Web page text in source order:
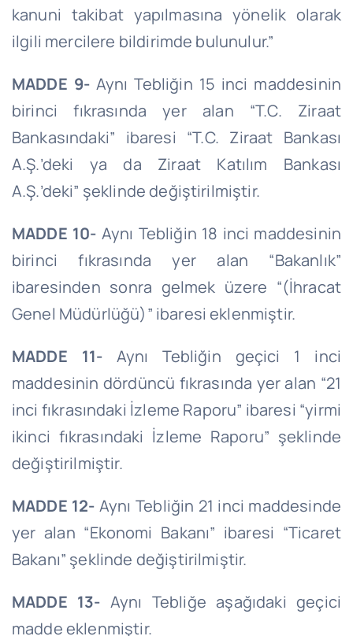
kanuni takibat yapılmasına yönelik olarak
ilgili mercilere bildirimde bulunulur.”
MADDE 9- Aynı Tebliğin 15 inci maddesinin
birinci fıkrasında yer alan “T.C. Ziraat
Bankasındaki” ibaresi “T.C. Ziraat Bankası
A.Ş.’deki ya da Ziraat Katılım Bankası
A.Ş.’deki” şeklinde değiştirilmiştir.
MADDE 10- Aynı Tebliğin 18 inci maddesinin
birinci fıkrasında yer alan “Bakanlık”
ibaresinden sonra gelmek üzere “(İhracat
Genel Müdürlüğü)” ibaresi eklenmiştir.
MADDE 11- Aynı Tebliğin geçici 1 inci
maddesinin dördüncü fıkrasında yer alan “21
inci fıkrasındaki İzleme Raporu” ibaresi “yirmi
ikinci fıkrasındaki İzleme Raporu” şeklinde
değiştirilmiştir.
MADDE 12- Aynı Tebliğin 21 inci maddesinde
yer alan “Ekonomi Bakanı” ibaresi “Ticaret
Bakanı” şeklinde değiştirilmiştir.
MADDE 13- Aynı Tebliğe aşağıdaki geçici
madde eklenmiştir.